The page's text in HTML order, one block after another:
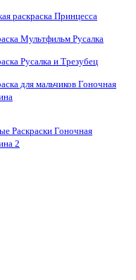
раскраска Принцесса
Мультфильм Русалка
Русалка и Трезубец
для мальчиков Гоночная
Раскраски Гоночная
2